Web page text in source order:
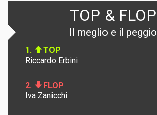
TOP & FLOP
Il meglio e il peggio
1.
TOP
Riccardo Erbini
2.
FLOP
Iva Zanicchi